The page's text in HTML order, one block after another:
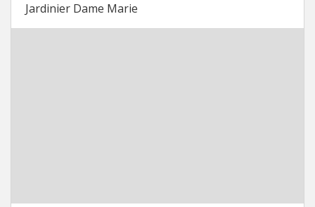
Jardinier Dame Marie